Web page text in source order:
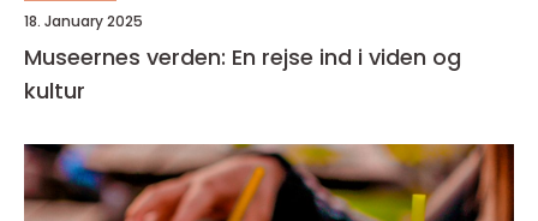
18. January 2025
Museernes verden: En rejse ind i viden og
kultur